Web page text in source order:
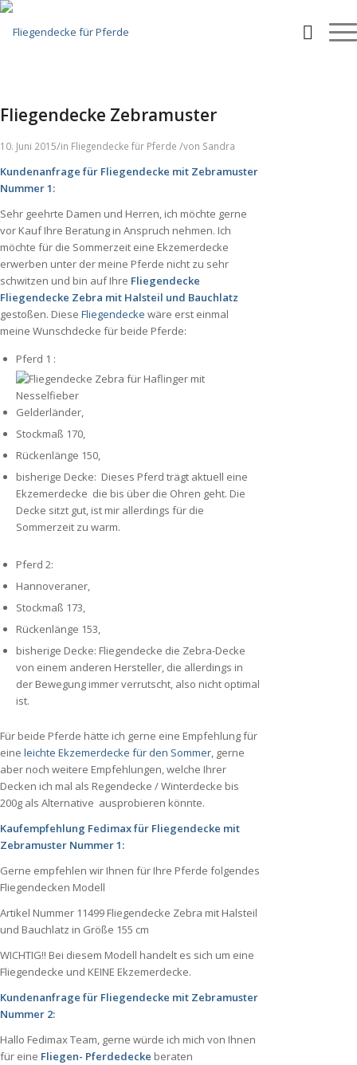
Fliegendecke Zebramuster
10. Juni 2015/in Fliegendecke für Pferde /von Sandra
Kundenanfrage für Fliegendecke mit Zebramuster
Nummer 1:
Sehr geehrte Damen und Herren, ich möchte gerne
vor Kauf Ihre Beratung in Anspruch nehmen. Ich
möchte für die Sommerzeit eine Ekzemerdecke
erwerben unter der meine Pferde nicht zu sehr
schwitzen und bin auf Ihre Fliegendecke
Fliegendecke Zebra mit Halsteil und Bauchlatz
gestoßen. Diese Fliegendecke wäre erst einmal
meine Wunschdecke für beide Pferde:
Pferd 1 :
Gelderländer,
Stockmaß 170,
Rückenlänge 150,
bisherige Decke: Dieses Pferd trägt aktuell eine
Ekzemerdecke die bis über die Ohren geht. Die
Decke sitzt gut, ist mir allerdings für die
Sommerzeit zu warm.
Pferd 2:
Hannoveraner,
Stockmaß 173,
Rückenlänge 153,
bisherige Decke: Fliegendecke die Zebra-Decke
von einem anderen Hersteller, die allerdings in
der Bewegung immer verrutscht, also nicht optimal
ist.
Für beide Pferde hätte ich gerne eine Empfehlung für
eine leichte Ekzemerdecke für den Sommer, gerne
aber noch weitere Empfehlungen, welche Ihrer
Decken ich mal als Regendecke / Winterdecke bis
200g als Alternative ausprobieren könnte.
Kaufempfehlung Fedimax für Fliegendecke mit
Zebramuster Nummer 1:
Gerne empfehlen wir Ihnen für Ihre Pferde folgendes
Fliegendecken Modell
Artikel Nummer 11499 Fliegendecke Zebra mit Halsteil
und Bauchlatz in Größe 155 cm
WICHTIG!! Bei diesem Modell handelt es sich um eine
Fliegendecke und KEINE Ekzemerdecke.
Kundenanfrage für Fliegendecke mit Zebramuster
Nummer 2:
Hallo Fedimax Team, gerne würde ich mich von Ihnen
für eine Fliegen- Pferdedecke beraten